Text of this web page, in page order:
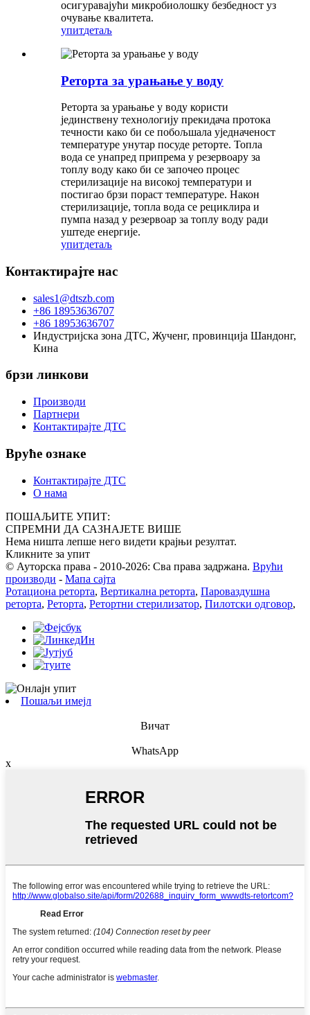
осигуравајући микробиолошку безбедност уз
очување квалитета.
упитдетаљ
Реторта за урањање у воду
Реторта за урањање у воду користи
јединствену технологију прекидача протока
течности како би се побољшала уједначеност
температуре унутар посуде реторте. Топла
вода се унапред припрема у резервоару за
топлу воду како би се започео процес
стерилизације на високој температури и
постигао брзи пораст температуре. Након
стерилизације, топла вода се рециклира и
пумпа назад у резервоар за топлу воду ради
уштеде енергије.
упитдетаљ
Контактирајте нас
sales1@dtszb.com
+86 18953636707
+86 18953636707
Индустријска зона ДТС, Жученг, провинција Шандонг,
Кина
брзи линкови
Производи
Партнери
Контактирајте ДТС
Вруће ознаке
Контактирајте ДТС
О нама
ПОШАЉИТЕ УПИТ:
СПРЕМНИ ДА САЗНАЈЕТЕ ВИШЕ
Нема ништа лепше него видети крајњи резултат.
Кликните за упит
© Ауторска права - 2010-2026: Сва права задржана. Врући
производи - Мапа сајта
Ротациона реторта, Вертикална реторта, Пароваздушна
реторта, Реторта, Ретортни стерилизатор, Пилотски одговор,
Пошаљи имејл
Вичат
WhatsApp
x